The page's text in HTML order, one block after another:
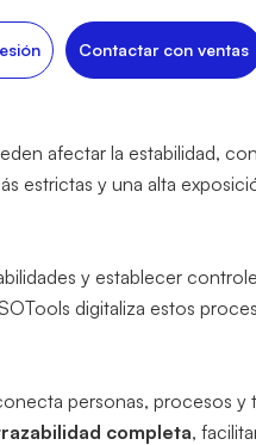
Contactar con ventas
afectar la estabilidad,
estrictas y una alta
y establecer
digitaliza estos
personas, procesos y
completa,